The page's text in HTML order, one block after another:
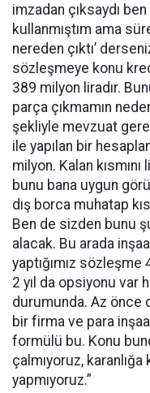
imzadan çıksaydı
kullanmıştım ama
nereden çıktı’
sözleşmeye konu
389 milyon liradır.
parça çıkmamın
şekliyle mevzuat
ile yapılan bir
milyon. Kalan
bunu bana uygun
dış borca muhatap
Ben de sizden bunu
alacak. Bu arada
yaptığımız sözleşme
2 yıl da opsiyonu var
durumunda. Az önce
bir firma ve para
formülü bu. Konu
çalmıyoruz,
yapmıyoruz.”